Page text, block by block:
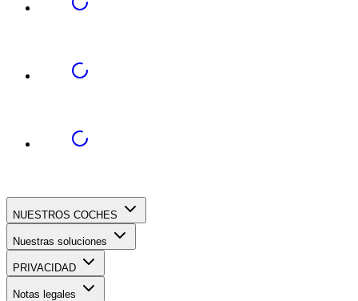
NUESTROS COCHES
Nuestras soluciones
PRIVACIDAD
Notas legales